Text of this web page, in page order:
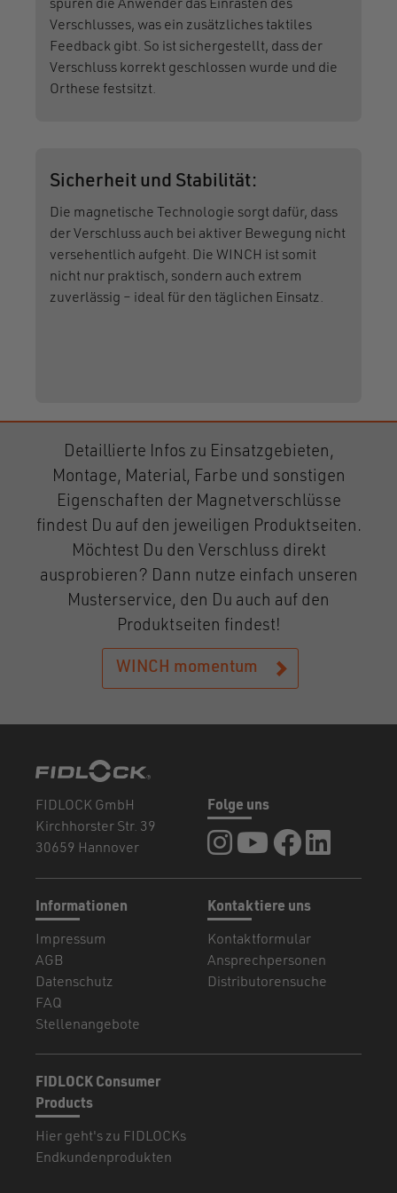
spüren die Anwender das Einrasten des
Verschlusses, was ein zusätzliches taktiles
Feedback gibt. So ist sichergestellt, dass der
Verschluss korrekt geschlossen wurde und die
Orthese festsitzt.
Sicherheit und Stabilität:
Die magnetische Technologie sorgt dafür, dass
der Verschluss auch bei aktiver Bewegung nicht
versehentlich aufgeht. Die WINCH ist somit
nicht nur praktisch, sondern auch extrem
zuverlässig – ideal für den täglichen Einsatz.
Detaillierte Infos zu Einsatzgebieten,
Montage, Material, Farbe und sonstigen
Eigenschaften der Magnetverschlüsse
findest Du auf den jeweiligen Produktseiten.
Möchtest Du den Verschluss direkt
ausprobieren? Dann nutze einfach unseren
Musterservice, den Du auch auf den
Produktseiten findest!
WINCH momentum
FIDLOCK GmbH
Kirchhorster Str. 39
30659 Hannover
Kontaktiere uns
Kontaktformular
Ansprechpersonen
Distributorensuche
Informationen
Impressum
AGB
Datenschutz
FAQ
Stellenangebote
Folge uns
FIDLOCK auf Instagram
FIDLOCK auf
FIDLOCK auf
FIDLOCK Consumer
Products
Hier geht's zu FIDLOCKs
Endkundenprodukten